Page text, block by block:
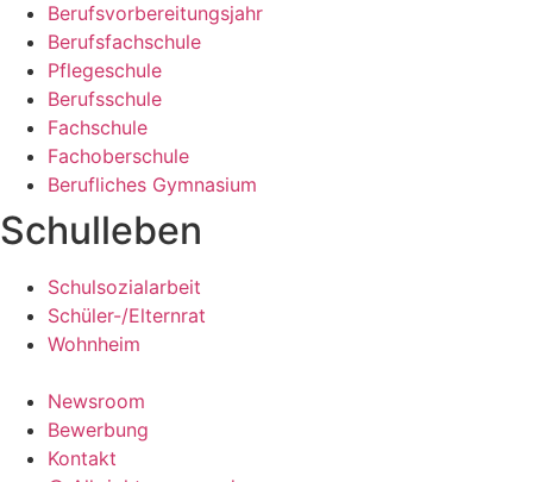
Berufsvorbereitungsjahr
Berufsfachschule
Pflegeschule
Berufsschule
Fachschule
Fachoberschule
Berufliches Gymnasium
Schulleben
Schulsozialarbeit
Schüler-/Elternrat
Wohnheim
Newsroom
Bewerbung
Kontakt